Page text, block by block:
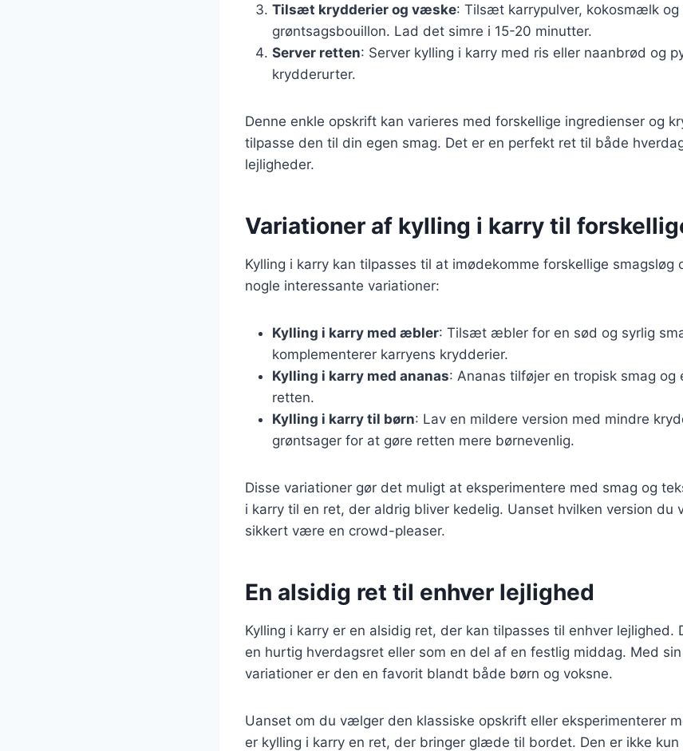
Tilsæt krydderier og væske: Tilsæt karrypulver, kokosmælk og
grøntsagsbouillon. Lad det simre i 15-20 minutter.
Server retten: Server kylling i karry med ris eller naanbrød og
krydderurter.
Denne enkle opskrift kan varieres med forskellige ingredienser og
tilpasse den til din egen smag. Det er en perfekt ret til både
lejligheder.
Variationer af kylling i karry til
Kylling i karry kan tilpasses til at imødekomme forskellige smagsløg
nogle interessante variationer:
Kylling i karry med æbler: Tilsæt æbler for en sød og syrlig
komplementerer karryens krydderier.
Kylling i karry med ananas: Ananas tilføjer en tropisk smag og
retten.
Kylling i karry til børn: Lav en mildere version med mindre
grøntsager for at gøre retten mere børnevenlig.
Disse variationer gør det muligt at eksperimentere med smag og
i karry til en ret, der aldrig bliver kedelig. Uanset hvilken version du
sikkert være en crowd-pleaser.
En alsidig ret til enhver lejlighed
Kylling i karry er en alsidig ret, der kan tilpasses til enhver lejlighed.
en hurtig hverdagsret eller som en del af en festlig middag. Med
variationer er den en favorit blandt både børn og voksne.
Uanset om du vælger den klassiske opskrift eller eksperimenterer
er kylling i karry en ret, der bringer glæde til bordet. Den er ikke